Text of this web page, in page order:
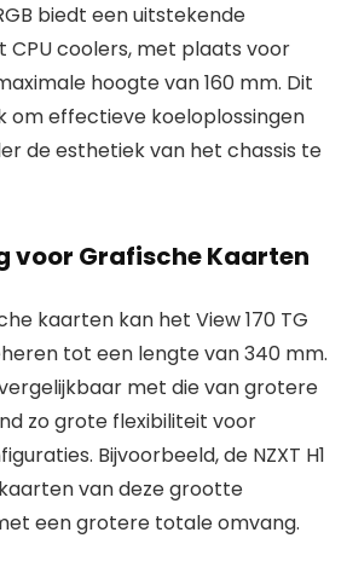
biedt een uitstekende
coolers, met plaats voor
hoogte van 160 mm. Dit
om effectieve koeloplossingen
de esthetiek van het chassis te
voor Grafische Kaarten
kaarten kan het View 170 TG
tot een lengte van 340 mm.
met die van grotere
zo grote flexibiliteit voor
Bijvoorbeeld, de NZXT H1
van deze grootte
een grotere totale omvang.